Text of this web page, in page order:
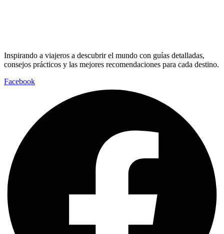
Inspirando a viajeros a descubrir el mundo con guías detalladas,
consejos prácticos y las mejores recomendaciones para cada destino.
Facebook